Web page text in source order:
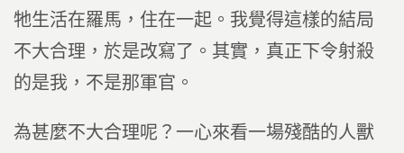
牠生活在羅馬，住在一起。我覺得這樣的結局
不大合理，於是改寫了。其實，真正下令射殺
的是我，不是那軍官。
為甚麼不大合理呢？一心來看一場殘酷的人獸